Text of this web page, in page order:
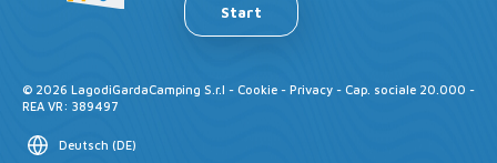
Start
© 2026 LagodiGardaCamping S.r.l - Cookie - Privacy - Cap. sociale 20.000 -
REA VR: 389497
Deutsch (DE)